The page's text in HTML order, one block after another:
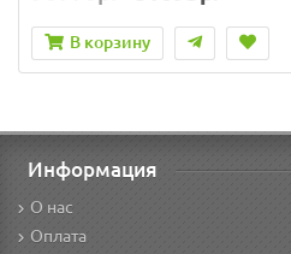
В корзину
Информация
О нас
Оплата